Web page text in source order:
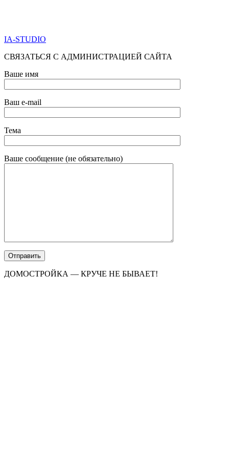
IA-STUDIO
СВЯЗАТЬСЯ С АДМИНИСТРАЦИЕЙ САЙТА
Ваше имя
Ваш e-mail
Тема
Ваше сообщение (не обязательно)
ДОМОСТРОЙКА — КРУЧЕ НЕ БЫВАЕТ!